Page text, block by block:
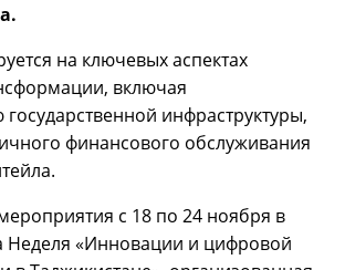
на ключевых аспектах
включая
инфраструктуры,
финансового обслуживания
с 18 по 24 ноября в
Неделя «Инновации и цифровой